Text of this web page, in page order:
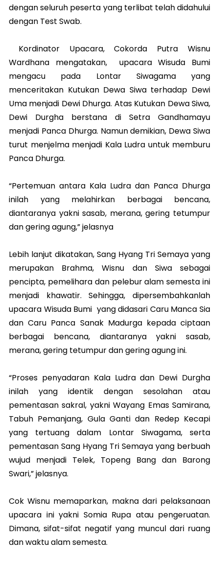
dengan seluruh peserta yang terlibat telah didahului
dengan Test Swab.
Kordinator Upacara, Cokorda Putra Wisnu
Wardhana mengatakan, upacara Wisuda Bumi
mengacu pada Lontar Siwagama yang
menceritakan Kutukan Dewa Siwa terhadap Dewi
Uma menjadi Dewi Dhurga. Atas Kutukan Dewa Siwa,
Dewi Durgha berstana di Setra Gandhamayu
menjadi Panca Dhurga. Namun demikian, Dewa Siwa
turut menjelma menjadi Kala Ludra untuk memburu
Panca Dhurga.
“Pertemuan antara Kala Ludra dan Panca Dhurga
inilah yang melahirkan berbagai bencana,
diantaranya yakni sasab, merana, gering tetumpur
dan gering agung,” jelasnya
Lebih lanjut dikatakan, Sang Hyang Tri Semaya yang
merupakan Brahma, Wisnu dan Siwa sebagai
pencipta, pemelihara dan pelebur alam semesta ini
menjadi khawatir. Sehingga, dipersembahkanlah
upacara Wisuda Bumi yang didasari Caru Manca Sia
dan Caru Panca Sanak Madurga kepada ciptaan
berbagai bencana, diantaranya yakni sasab,
merana, gering tetumpur dan gering agung ini.
“Proses penyadaran Kala Ludra dan Dewi Durgha
inilah yang identik dengan sesolahan atau
pementasan sakral, yakni Wayang Emas Samirana,
Tabuh Pemanjang, Gula Ganti dan Redep Kecapi
yang tertuang dalam Lontar Siwagama, serta
pementasan Sang Hyang Tri Semaya yang berbuah
wujud menjadi Telek, Topeng Bang dan Barong
Swari,” jelasnya.
Cok Wisnu memaparkan, makna dari pelaksanaan
upacara ini yakni Somia Rupa atau pengeruatan.
Dimana, sifat-sifat negatif yang muncul dari ruang
dan waktu alam semesta.